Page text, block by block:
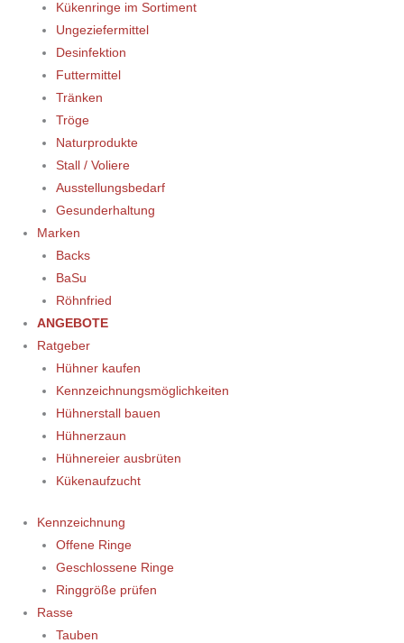
Kükenringe im Sortiment
Ungeziefermittel
Desinfektion
Futtermittel
Tränken
Tröge
Naturprodukte
Stall / Voliere
Ausstellungsbedarf
Gesunderhaltung
Marken
Backs
BaSu
Röhnfried
ANGEBOTE
Ratgeber
Hühner kaufen
Kennzeichnungsmöglichkeiten
Hühnerstall bauen
Hühnerzaun
Hühnereier ausbrüten
Kükenaufzucht
Kennzeichnung
Offene Ringe
Geschlossene Ringe
Ringgröße prüfen
Rasse
Tauben